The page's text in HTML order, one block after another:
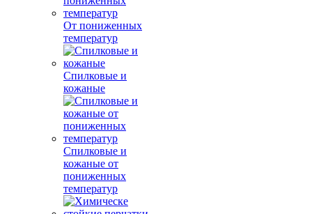
От пониженных
температур
Спилковые и
кожаные
Спилковые и
кожаные от
пониженных
температур